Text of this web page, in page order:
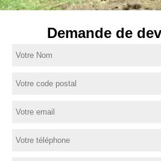
Demande de